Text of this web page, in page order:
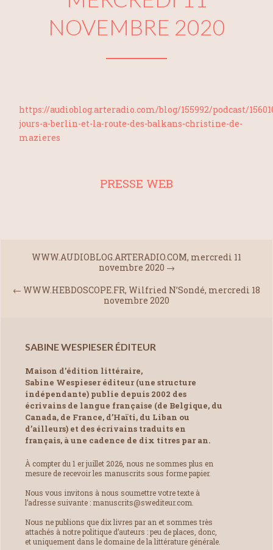
NOVEMBRE 2020
https://audioblog.arteradio.com/blog/155992/podcast/
jours-a-berlin-et-la-route-des-balkans-christine-de-
mazieres
PRESSE WEB
WWW.AUDIOBLOG.ARTERADIO.COM, mercredi 11
novembre 2020 →
← WWW.HEBDOSCOPE.FR, Wilfried N’Sondé, mercredi 18
novembre 2020
SABINE WESPIESER ÉDITEUR
Maison d’édition littéraire,
Sabine Wespieser éditeur (une structure
indépendante) publie depuis 2002 des
écrivains de langue française (de Belgique, du
Canada, de France, d’Haïti, du Liban ou
d’ailleurs) et des écrivains traduits en
français, à une cadence de dix titres par an.
À compter du 1 er juillet 2026, nous ne sommes plus en
mesure de recevoir les manuscrits sous forme papier.
Nous vous invitons à nous soumettre votre texte à
l’adresse suivante : manuscrits@swediteur.com.
Nous ne publions que dix livres par an et sommes très
attachés à notre politique d’auteurs : peu de places, donc,
et uniquement dans le domaine de la littérature générale.